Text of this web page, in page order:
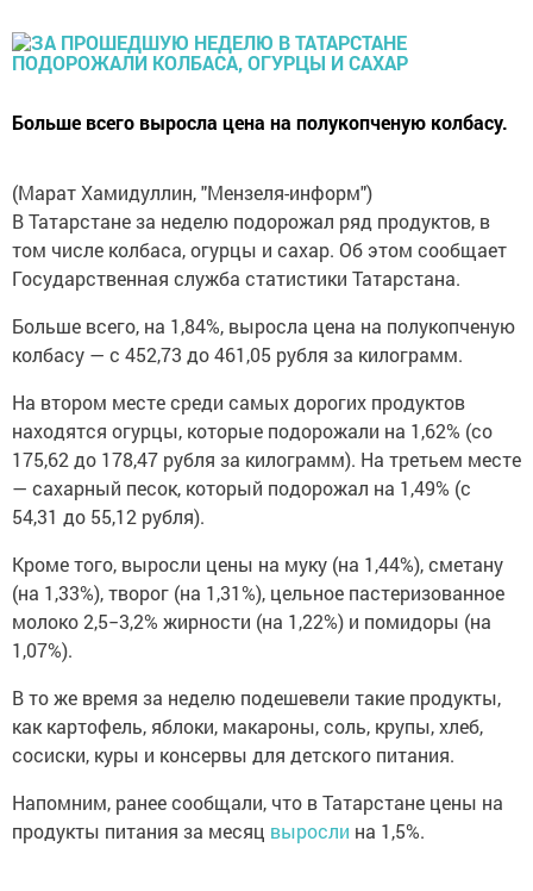
Больше всего выросла цена на полукопченую колбасу.
(Марат Хамидуллин, "Мензеля-информ")
В Татарстане за неделю подорожал ряд продуктов, в
том числе колбаса, огурцы и сахар. Об этом сообщает
Государственная служба статистики Татарстана.
Больше всего, на 1,84%, выросла цена на полукопченую
колбасу — с 452,73 до 461,05 рубля за килограмм.
На втором месте среди самых дорогих продуктов
находятся огурцы, которые подорожали на 1,62% (со
175,62 до 178,47 рубля за килограмм). На третьем месте
— сахарный песок, который подорожал на 1,49% (с
54,31 до 55,12 рубля).
Кроме того, выросли цены на муку (на 1,44%), сметану
(на 1,33%), творог (на 1,31%), цельное пастеризованное
молоко 2,5−3,2% жирности (на 1,22%) и помидоры (на
1,07%).
В то же время за неделю подешевели такие продукты,
как картофель, яблоки, макароны, соль, крупы, хлеб,
сосиски, куры и консервы для детского питания.
Напомним, ранее сообщали, что в Татарстане цены на
продукты питания за месяц выросли на 1,5%.